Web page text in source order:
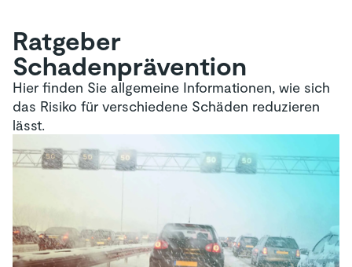
Ratgeber
Schadenprävention
Hier finden Sie allgemeine Informationen, wie sich
das Risiko für verschiedene Schäden reduzieren
lässt.